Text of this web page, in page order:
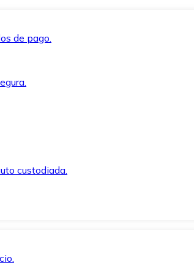
de pago.
custodiada.